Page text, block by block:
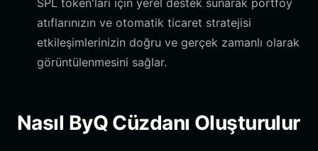
SPL token'ları için yerel destek sunarak portföy
atıflarınızın ve otomatik ticaret stratejisi
etkileşimlerinizin doğru ve gerçek zamanlı olarak
görüntülenmesini sağlar.
Nasıl ByQ Cüzdanı Oluşturulur